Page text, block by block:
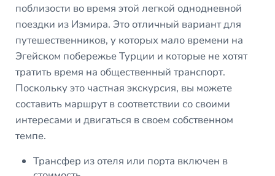
поблизости во время этой легкой однодневной
поездки из Измира. Это отличный вариант для
путешественников, у которых мало времени на
Эгейском побережье Турции и которые не хотят
тратить время на общественный транспорт.
Поскольку это частная экскурсия, вы можете
составить маршрут в соответствии со своими
интересами и двигаться в своем собственном
темпе.
Трансфер из отеля или порта включен в